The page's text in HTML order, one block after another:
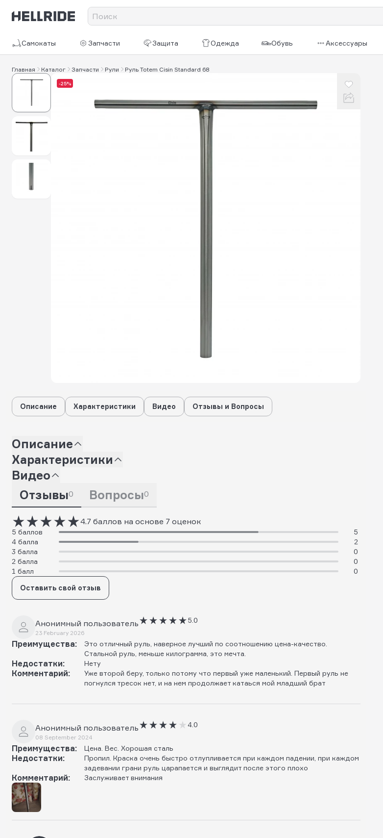
Самокаты Запчасти Защита Одежда Обувь Аксессуары
Главная Каталог Запчасти Рули Руль Totem Cisin Standard 68
-25%
Описание Характеристики Видео Отзывы и Вопросы
Описание
Характеристики
Видео
Отзывы0 Вопросы0
4.7 баллов на основе 7 оценок
5 баллов
5
4 балла
2
3 балла
0
2 балла
0
1 балл
0
Оставить свой отзыв
Анонимный пользователь
23 February 2026
5.0
Преимущества:
Это отличный руль, наверное лучший по соотношению цена-качество.
Стальной руль, меньше килограмма, это мечта.
Недостатки: Нету
Комментарий:
Уже второй беру, только потому что первый уже маленький. Первый руль не
погнулся тресок нет, и на нем продолжает катаься мой младший брат
Анонимный пользователь
08 September 2024
4.0
Преимущества: Цена. Вес. Хорошая сталь
Недостатки:
Пропил. Краска очень быстро отлупливается при каждом падении, при каждом
задевании грани руль царапается и выглядит после этого плохо
Комментарий: Заслуживает внимания